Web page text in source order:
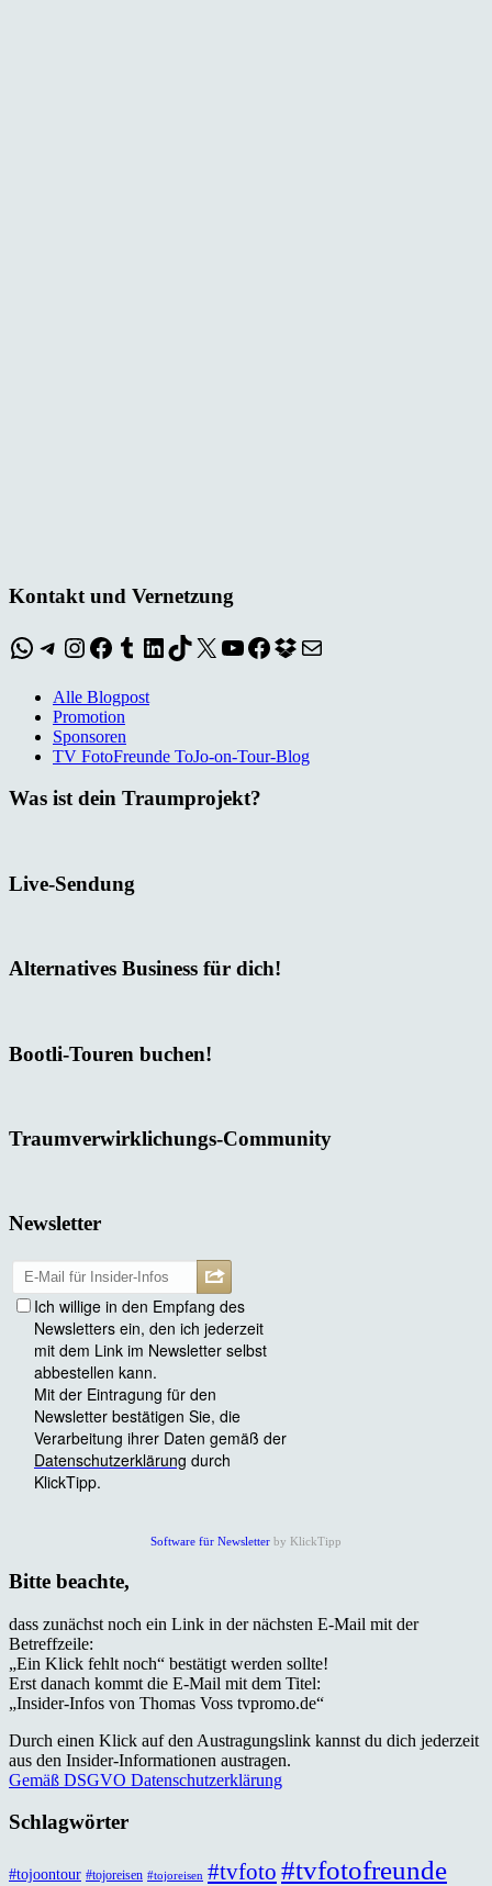
Kontakt und Vernetzung
WhatsApp
Telegram
Instagram
Facebook
Tumblr
LinkedIn
TikTok
X YouTube
Facebook
Dropbox
E-Mail
Alle Blogpost
Promotion
Sponsoren
TV FotoFreunde ToJo-on-Tour-Blog
Was ist dein Traumprojekt?
Live-Sendung
Alternatives Business für dich!
Bootli-Touren buchen!
Traumverwirklichungs-Community
Newsletter
Software für Newsletter by KlickTipp
Bitte beachte,
dass zunächst noch ein Link in der nächsten E-Mail mit der
Betreffzeile:
„Ein Klick fehlt noch“ bestätigt werden sollte!
Erst danach kommt die E-Mail mit dem Titel:
„Insider-Infos von Thomas Voss tvpromo.de“
Durch einen Klick auf den Austragungslink kannst du dich jederzeit
aus den Insider-Informationen austragen.
Gemäß DSGVO Datenschutzerklärung
Schlagwörter
#tojoontour #tojoreisen #tojoreisen #tvfoto #tvfotofreunde